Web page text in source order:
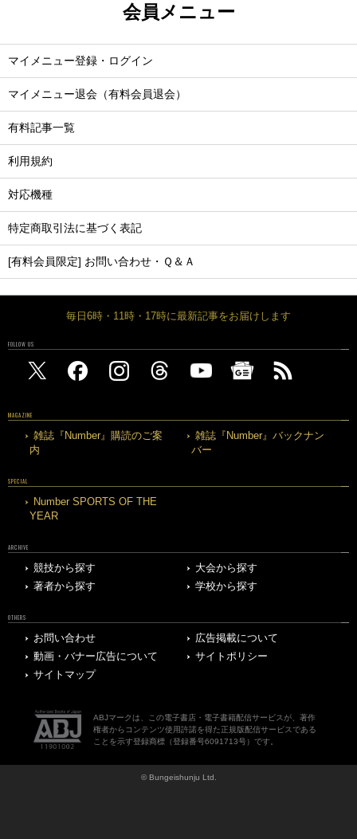
会員メニュー
マイメニュー登録・ログイン
マイメニュー退会（有料会員退会）
有料記事一覧
利用規約
対応機種
特定商取引法に基づく表記
[有料会員限定] お問い合わせ・Ｑ＆Ａ
毎日6時・11時・17時に最新記事をお届けします
FOLLOW US
MAGAZINE
雑誌『Number』購読のご案
内
雑誌『Number』バックナン
バー
SPECIAL
Number SPORTS OF THE
YEAR
ARCHIVE
競技から探す
大会から探す
著者から探す
学校から探す
OTHERS
お問い合わせ
広告掲載について
動画・バナー広告について
サイトポリシー
サイトマップ
ABJマークは、この電子書店・電子書籍配信サービスが、著作
権者からコンテンツ使用許諾を得た正規版配信サービスである
ことを示す登録商標（登録番号6091713号）です。
© Bungeishunju Ltd.